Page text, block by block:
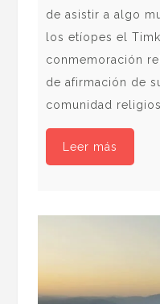
de asistir a algo
los etíopes el
conmemoración
de afirmación de
comunidad
Leer más